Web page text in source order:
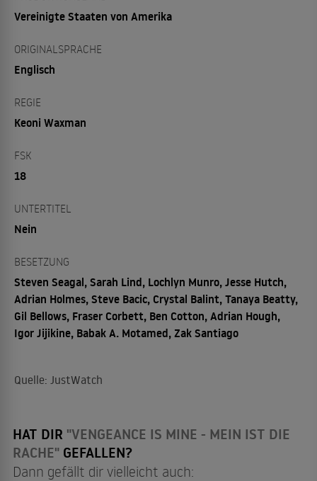
Vereinigte Staaten von Amerika
ORIGINALSPRACHE
Englisch
REGIE
Keoni Waxman
FSK
18
UNTERTITEL
Nein
BESETZUNG
Steven Seagal, Sarah Lind, Lochlyn Munro, Jesse Hutch,
Adrian Holmes, Steve Bacic, Crystal Balint, Tanaya Beatty,
Gil Bellows, Fraser Corbett, Ben Cotton, Adrian Hough,
Igor Jijikine, Babak A. Motamed, Zak Santiago
Quelle: JustWatch
HAT DIR "VENGEANCE IS MINE - MEIN IST DIE
RACHE" GEFALLEN?
Dann gefällt dir vielleicht auch: